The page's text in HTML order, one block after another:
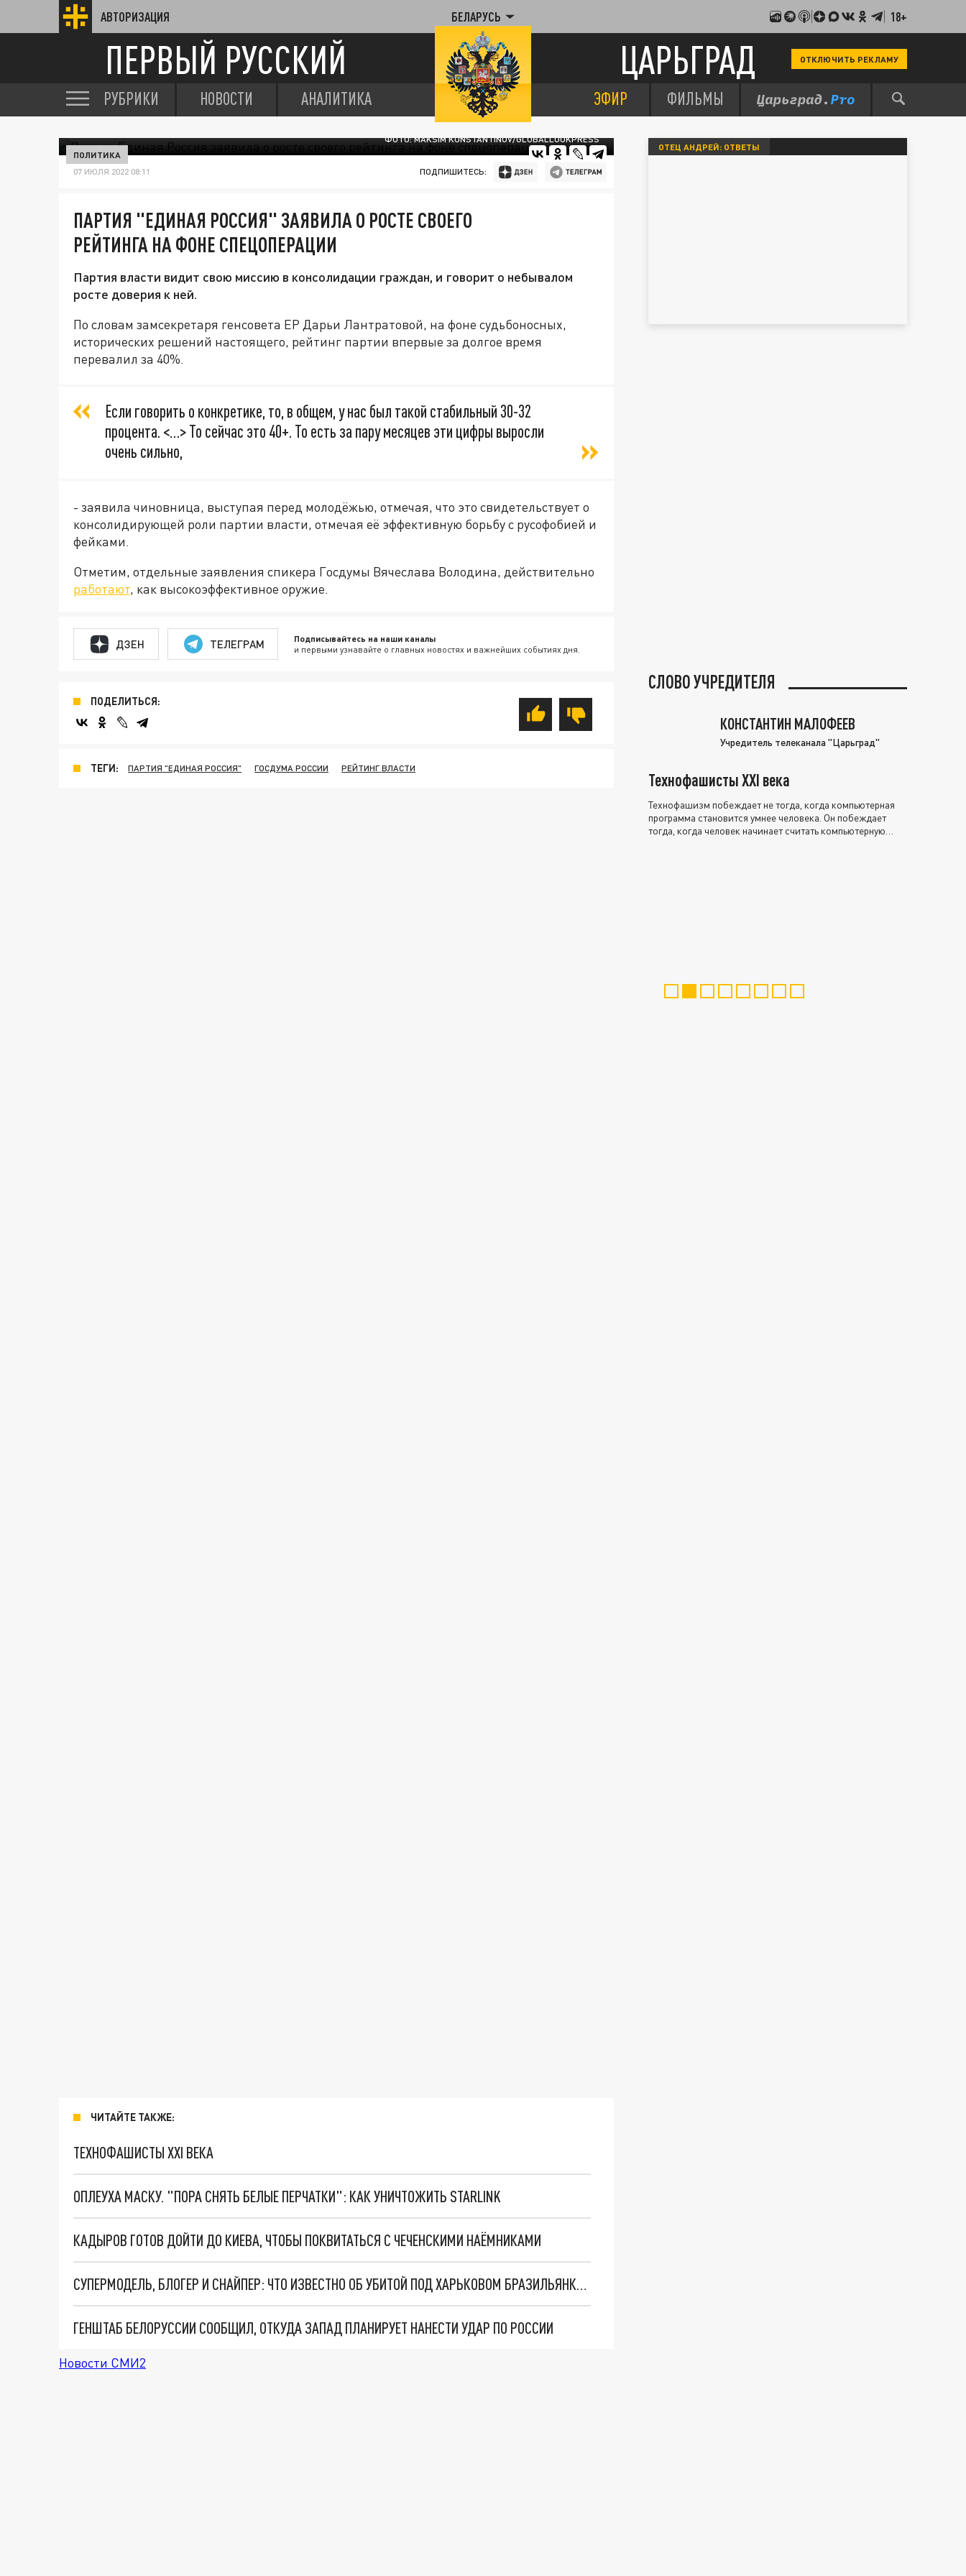
АВТОРИЗАЦИЯ БЕЛАРУСЬ 18+
ПЕРВЫЙ РУССКИЙ ЦАРЬГРАД ОТКЛЮЧИТЬ РЕКЛАМУ
РУБРИКИ НОВОСТИ АНАЛИТИКА ЭФИР ФИЛЬМЫ
ФОТО: MAKSIM KONSTANTINOV/GLOBALLOOKPRESS
ПОЛИТИКА
07 ИЮЛЯ 2022 08:11 ПОДПИШИТЕСЬ:
ПАРТИЯ "ЕДИНАЯ РОССИЯ" ЗАЯВИЛА О РОСТЕ СВОЕГО
РЕЙТИНГА НА ФОНЕ СПЕЦОПЕРАЦИИ
Партия власти видит свою миссию в консолидации граждан, и говорит о небывалом
росте доверия к ней.
По словам замсекретаря генсовета ЕР Дарьи Лантратовой, на фоне судьбоносных,
исторических решений настоящего, рейтинг партии впервые за долгое время
перевалил за 40%.
Если говорить о конкретике, то, в общем, у нас был такой стабильный 30-32
процента. <…> То сейчас это 40+. То есть за пару месяцев эти цифры выросли
очень сильно,
- заявила чиновница, выступая перед молодёжью, отмечая, что это свидетельствует о
консолидирующей роли партии власти, отмечая её эффективную борьбу с русофобией и
фейками.
Отметим, отдельные заявления спикера Госдумы Вячеслава Володина, действительно
работают, как высокоэффективное оружие.
ДЗЕН ТЕЛЕГРАМ Подписывайтесь на наши каналы
и первыми узнавайте о главных новостях и важнейших событиях дня.
ПОДЕЛИТЬСЯ:
ТЕГИ: ПАРТИЯ "ЕДИНАЯ РОССИЯ" ГОСДУМА РОССИИ РЕЙТИНГ ВЛАСТИ
ЧИТАЙТЕ ТАКЖЕ:
ТЕХНОФАШИСТЫ XXI ВЕКА
ОПЛЕУХА МАСКУ. "ПОРА СНЯТЬ БЕЛЫЕ ПЕРЧАТКИ": КАК УНИЧТОЖИТЬ STARLINK
КАДЫРОВ ГОТОВ ДОЙТИ ДО КИЕВА, ЧТОБЫ ПОКВИТАТЬСЯ С ЧЕЧЕНСКИМИ НАЁМНИКАМИ
СУПЕРМОДЕЛЬ, БЛОГЕР И СНАЙПЕР: ЧТО ИЗВЕСТНО ОБ УБИТОЙ ПОД ХАРЬКОВОМ БРАЗИЛЬЯНКЕ ТАЛИТЕ ДУ ВАЛЬЕ
ГЕНШТАБ БЕЛОРУССИИ СООБЩИЛ, ОТКУДА ЗАПАД ПЛАНИРУЕТ НАНЕСТИ УДАР ПО РОССИИ
Новости СМИ2
ОТЕЦ АНДРЕЙ: ОТВЕТЫ
СЛОВО УЧРЕДИТЕЛЯ
КОНСТАНТИН МАЛОФЕЕВ
Учредитель телеканала "Царьград"
Технофашисты XXI века
Технофашизм побеждает не тогда, когда компьютерная
программа становится умнее человека. Он побеждает
тогда, когда человек начинает считать компьютерную